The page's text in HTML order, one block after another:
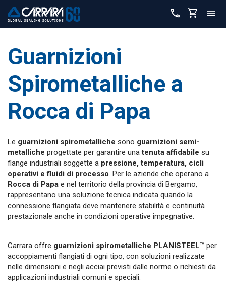
Guarnizioni
Spirometalliche a
Rocca di Papa
Le guarnizioni spirometalliche sono guarnizioni semi-
metalliche progettate per garantire unatenuta affidabile su
flange industriali soggette a pressione, temperatura, cicli
operativi e fluidi di processo . Per le aziende che operano a
Rocca di Papa e nel territorio della provincia di Bergamo,
rappresentano una soluzione tecnica indicata quando la
connessione flangiata deve mantenere stabilità e continuità
prestazionale anche in condizioni operative impegnative.
Carrara offre guarnizioni spirometalliche PLANISTEEL™ per
accoppiamenti flangiati di ogni tipo, con soluzioni realizzate
nelle dimensioni e negli acciai previsti dalle norme o richiesti da
applicazioni industriali comuni e speciali.